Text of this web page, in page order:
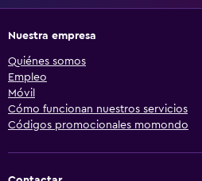
Nuestra empresa
Quiénes somos
Empleo
Móvil
Cómo funcionan nuestros servicios
Códigos promocionales momondo